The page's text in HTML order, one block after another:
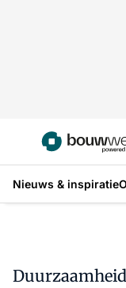
Nieuws & inspiratie
Duurzaamheid